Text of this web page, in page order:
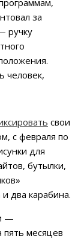
за
ручку
человек,
свои
с февраля по
для
бутылки,
два карабина.
—
пять месяцев